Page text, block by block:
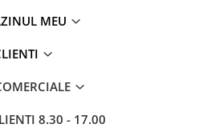
MEU
8.30 - 17.00